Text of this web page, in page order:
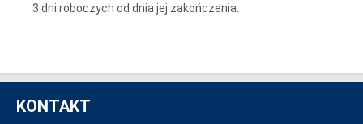
3 dni roboczych od dnia jej zakończenia.
KONTAKT